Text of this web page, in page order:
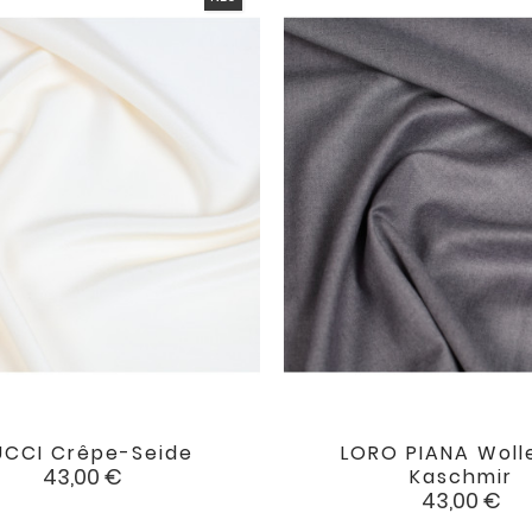
Crêpe-Seide
Preis
43,00 €

LORO PIANA
Kaschmir
Preis
43,00 €
